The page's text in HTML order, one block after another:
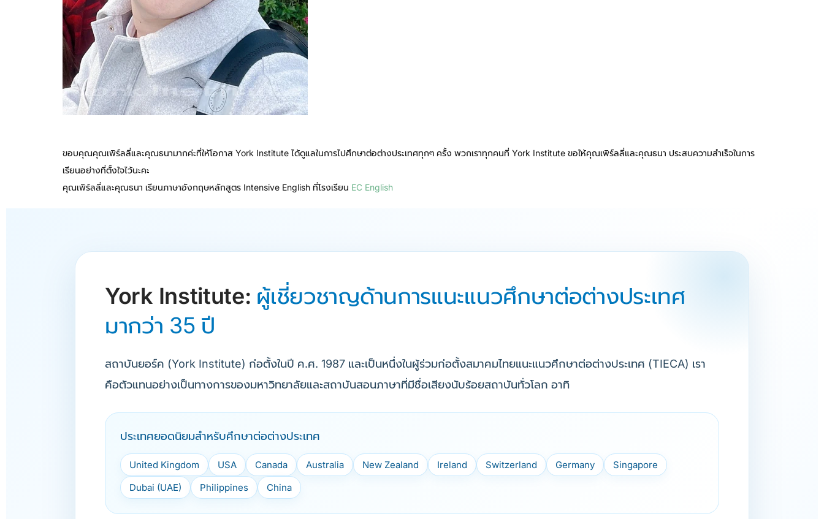
ขอบคุณคุณเพิร์ลลี่และคุณธนามากค่ะที่ให้โอกาส York Institute ได้ดูแลในการไปศึกษาต่อต่างประเทศทุกๆ ครั้ง พวกเราทุกคนที่ York Institute ขอให้คุณเพิร์ลลี่และคุณธนา ประสบความสำเร็จในการ
เรียนอย่างที่ตั้งใจไว้นะคะ
คุณเพิร์ลลี่และคุณธนา เรียนภาษาอังกฤษหลักสูตร Intensive English ที่โรงเรียน EC English
York Institute: ผู้เชี่ยวชาญด้านการแนะแนวศึกษาต่อต่างประเทศ
มากว่า 35 ปี
สถาบันยอร์ค (York Institute) ก่อตั้งในปี ค.ศ. 1987 และเป็นหนึ่งในผู้ร่วมก่อตั้งสมาคมไทยแนะแนวศึกษาต่อต่างประเทศ (TIECA) เรา
คือตัวแทนอย่างเป็นทางการของมหาวิทยาลัยและสถาบันสอนภาษาที่มีชื่อเสียงนับร้อยสถาบันทั่วโลก อาทิ
ประเทศยอดนิยมสำหรับศึกษาต่อต่างประเทศ
United Kingdom USA Canada Australia New Zealand Ireland Switzerland Germany
Singapore
Dubai (UAE)
Philippines China